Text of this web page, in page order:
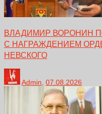
ВЛАДИМИР ВОРОНИН
С НАГРАЖДЕНИЕМ
НЕВСКОГО
Admin, 07.08.2026